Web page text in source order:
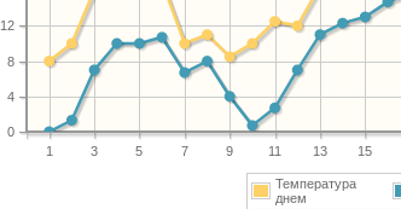
1 3 5 7 9 11 13 15
0
4
8
12
Температура
днем